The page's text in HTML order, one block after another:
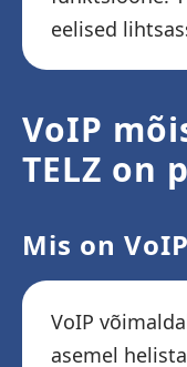
eelised
VoIP
TELZ on
Mis on
VoIP
asemel